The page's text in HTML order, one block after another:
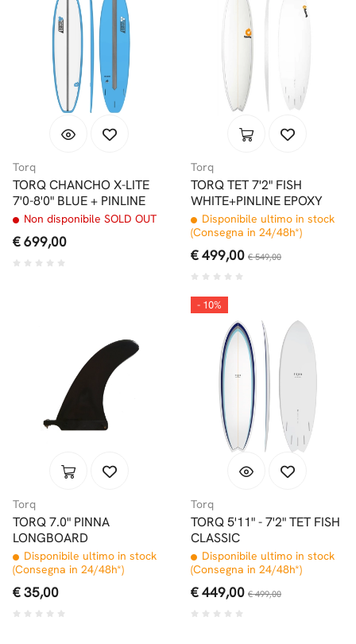
Torq
TORQ CHANCHO X-LITE
7'0-8'0" BLUE + PINLINE
Non disponibile SOLD OUT
€ 699,00
Torq
TORQ TET 7'2" FISH
WHITE+PINLINE EPOXY
Disponibile ultimo in stock
(Consegna in 24/48h*)
€ 499,00 € 549,00
Torq
TORQ 7.0" PINNA
LONGBOARD
Disponibile ultimo in stock
(Consegna in 24/48h*)
€ 35,00
- 10%
Torq
TORQ 5'11" - 7'2" TET FISH
CLASSIC
Disponibile ultimo in stock
(Consegna in 24/48h*)
€ 449,00 € 499,00